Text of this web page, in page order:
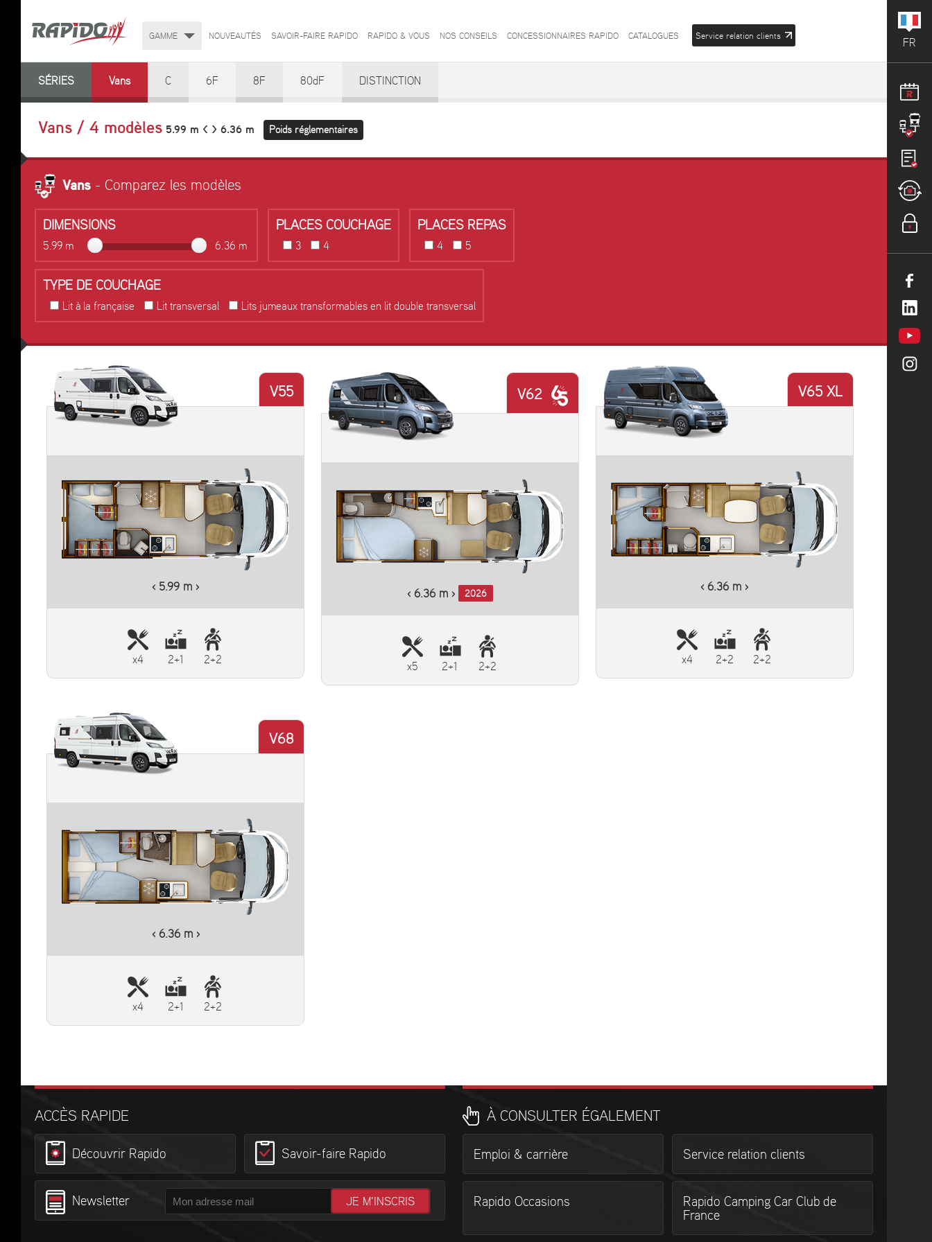
FR
GAMME NOUVEAUTÉS SAVOIR-FAIRE RAPIDO RAPIDO & VOUS NOS CONSEILS CONCESSIONNAIRES RAPIDO CATALOGUES Service relation clients
SÉRIES Vans C 6F 8F 80dF DISTINCTION
Vans / 4 modèles 5.99 m < > 6.36 m Poids réglementaires
Vans - Comparez les modèles
DIMENSIONS
5.99 m 6.36 m
PLACES COUCHAGE
3 4
PLACES REPAS
4 5
TYPE DE COUCHAGE
Lit à la française Lit transversal Lits jumeaux transformables en lit double transversal
V55
‹ 5.99 m ›
Plus d'informations
x4 2+1 2+2
V62
‹ 6.36 m › 2026
Plus d'informations
x5 2+1 2+2
V65 XL
‹ 6.36 m ›
Plus d'informations
x4 2+2 2+2
V68
‹ 6.36 m ›
Plus d'informations
x4 2+1 2+2
ACCÈS RAPIDE
Découvrir Rapido Savoir-faire Rapido
Newsletter
À CONSULTER ÉGALEMENT
Emploi & carrière Service relation clients
Rapido Occasions
Rapido Camping Car Club de
France